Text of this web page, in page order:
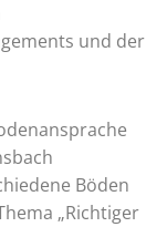
und der
Böden
„Richtiger